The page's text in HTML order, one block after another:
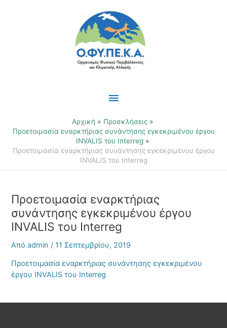
Κύριο
Μενού
Αρχική
Προσκλήσεις
Προετοιμασία εναρκτήριας συνάντησης εγκεκριμένου έργου
INVALIS του Interreg
Προετοιμασία εναρκτήριας συνάντησης εγκεκριμένου έργου
INVALIS του Interreg
Προετοιμασία εναρκτήριας
συνάντησης εγκεκριμένου έργου
INVALIS του Interreg
Απόadmin/11 Σεπτεμβρίου, 2019
Προετοιμασία εναρκτήριας συνάντησης εγκεκριμένου
έργου INVALIS του Interreg